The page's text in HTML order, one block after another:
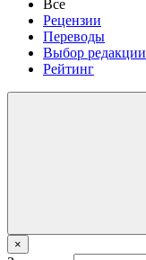
Все
Рецензии
Переводы
Выбор редакции
Рейтинг
×